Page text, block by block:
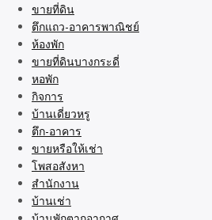
ขายที่ดิน
ตึกแถว-อาคารพาณิชย์
ห้องพัก
ขายที่ดินบางกระดี่
หอพัก
กิจการ
บ้านเดี่ยวหรู
ตึก-อาคาร
ขายหรือให้เช่า
โพสอสังหา
สำนักงาน
บ้านเช่า